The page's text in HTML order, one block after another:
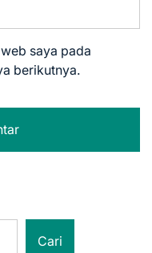
saya pada
berikutnya.
Cari